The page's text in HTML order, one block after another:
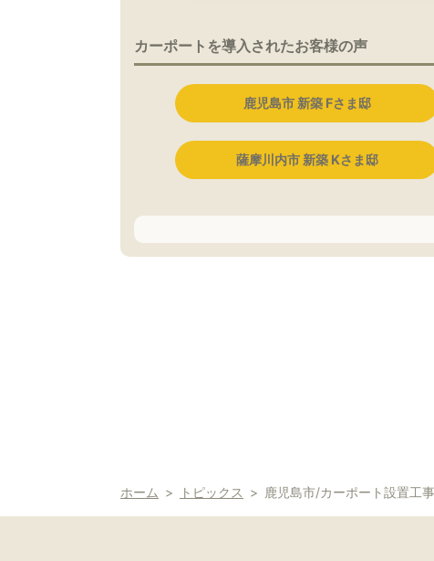
カーポートを導入されたお客様の声
鹿児島市 新築 Fさま邸
薩摩川内市 新築 Kさま邸
ホーム トピックス 鹿児島市/カーポート設置工事/YKKapアリュ